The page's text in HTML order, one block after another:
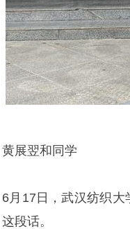
黄展翌和同学
6月17日，武汉纺织
这段话。